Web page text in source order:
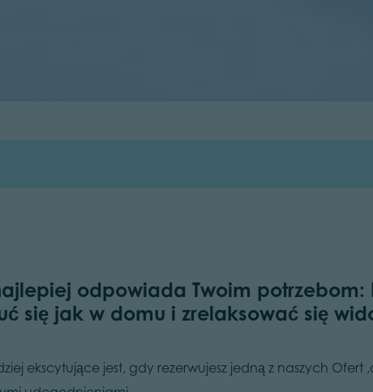
odpowiada Twoim
się jak w domu i zrelaksować się
ekscytujące jest, gdy rezerwujesz jedną z naszych Ofert